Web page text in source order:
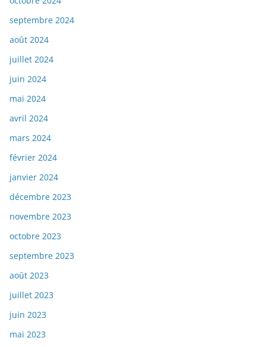
septembre 2024
août 2024
juillet 2024
juin 2024
mai 2024
avril 2024
mars 2024
février 2024
janvier 2024
décembre 2023
novembre 2023
octobre 2023
septembre 2023
août 2023
juillet 2023
juin 2023
mai 2023